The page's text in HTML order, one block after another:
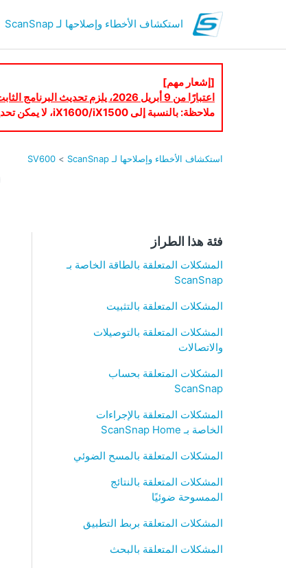
استكشاف الأخطاء وإصلاحها لـ ScanSnap
[إشعار مهم]
اعتبارًا من 9 أبريل 2026، يلزم تحديث البرنامج الثابت إلى أحدث إصدار لاستخدام ScanSnap Cloud.
ملاحظة: بالنسبة إلى iX1600/iX1500، لا يمكن تحديث البرنامج الثابت عبر شاشة اللمس. يُرجى تحديث البرنامج الثابت باستخدام ScanSnap Home.
استكشاف الأخطاء وإصلاحها لـ ScanSnap SV600
فئة هذا الطراز
المشكلات المتعلقة بالطاقة الخاصة بـ
ScanSnap
المشكلات المتعلقة بالتثبيت
المشكلات المتعلقة بالتوصيلات
والاتصالات
المشكلات المتعلقة بحساب
ScanSnap
المشكلات المتعلقة بالإجراءات
الخاصة بـ ScanSnap Home
المشكلات المتعلقة بالمسح الضوئي
المشكلات المتعلقة بالنتائج
الممسوحة ضوئيًا
المشكلات المتعلقة بربط التطبيق
المشكلات المتعلقة بالبحث